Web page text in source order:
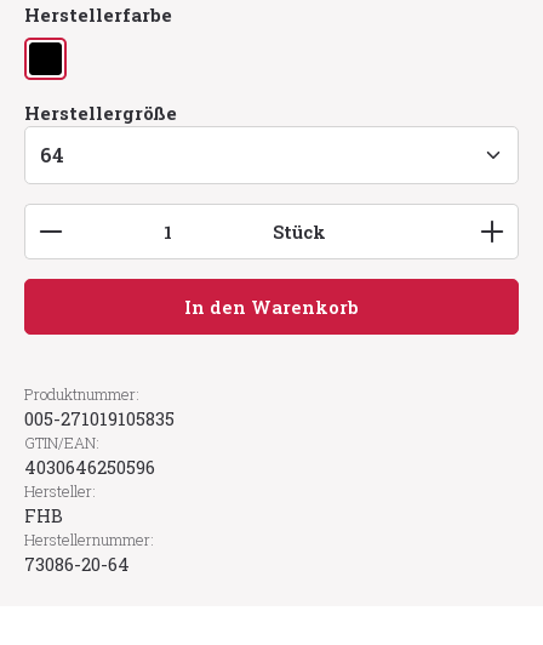
Herstellerfarbe
schwarz
Herstellergröße
Produkt Anzahl: Gib den gewünschten Wert
Stück
In den Warenkorb
Produktnummer:
005-271019105835
GTIN/EAN:
4030646250596
Hersteller:
FHB
Herstellernummer:
73086-20-64